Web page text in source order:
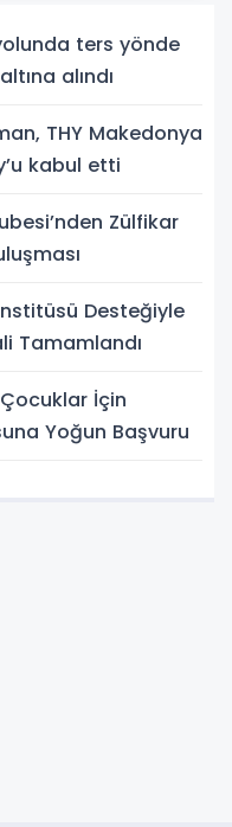
ters yönde
alındı
THY Makedonya
kabul etti
Zülfikar
Desteğiyle
Tamamlandı
Çocuklar İçin
Yoğun Başvuru